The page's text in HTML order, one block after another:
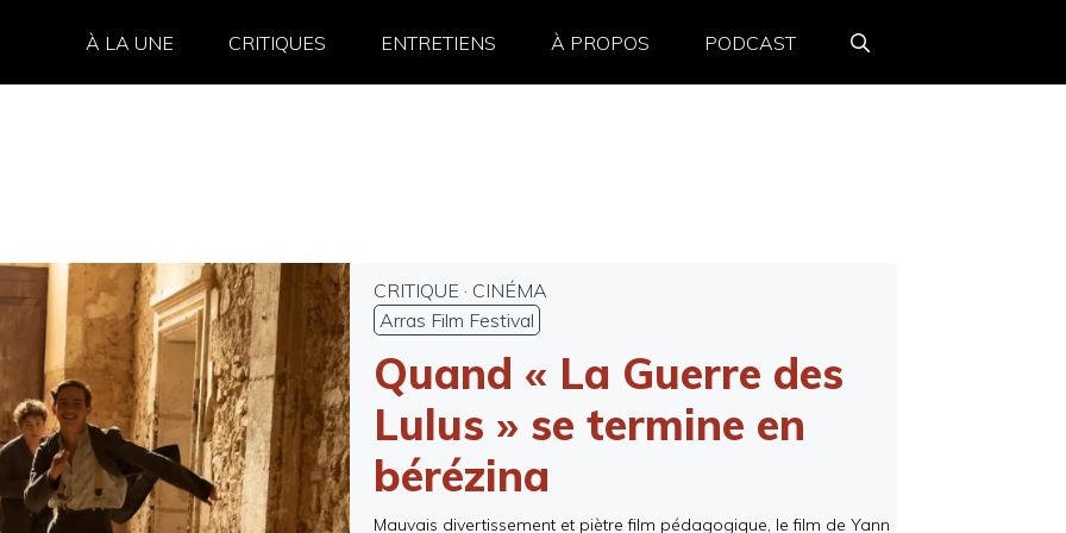
À LA UNE CRITIQUES ENTRETIENS À PROPOS PODCAST
CRITIQUE · CINÉMA
Arras Film Festival
Quand « La Guerre des
Lulus » se termine en
bérézina
Mauvais divertissement et piètre film pédagogique, le film de Yann